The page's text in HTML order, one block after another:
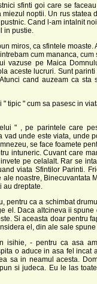
sfinti goi care se
noptii. Un rus statea
Cand l-am intalnit
in pustie.
miros, ca sfintele moaste.
cum mananca, cum
vazuse pe Maica
aceste lucruri. Sunt
cand auzeam ca sta
tipic " cum sa pasesc in
" , pe parintele care
unde este viata, unde
se face foamete
intuneric. Cuvant care
pe celalalt. Rar se
viata Sfintilor Parinti.
noastre, Binecuvantata
au dreptate.
pentru ca a schimbat
el. Daca altcineva ii spune
Si aceasta doar pentru
el, din ale sale spune
isihie, - pentru ca asa
o aduce in asa fel incat
sa in neamul acesta.
si judeca. Eu le las